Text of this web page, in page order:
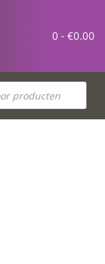
0 - €0.00